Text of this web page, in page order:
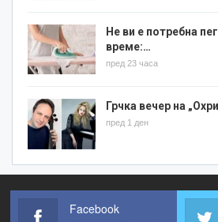
Не ви е потребна
време:…
пред 23 часа
Грчка вечер на
пред 1 ден
Facebook